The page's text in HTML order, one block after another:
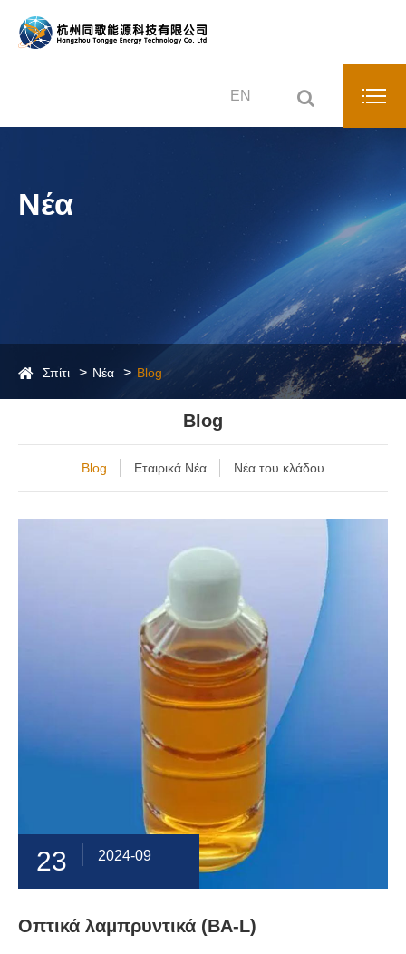
EN
Νέα
Σπίτι Νέα Blog
Blog
Blog Εταιρικά Νέα Νέα του κλάδου
23 2024-09
Οπτικά λαμπρυντικά (BA-L)